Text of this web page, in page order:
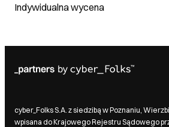
Indywidualna wycena
cyber_Folks S.A. z siedzibą w Poznaniu,
wpisana do Krajowego Rejestru Sądowego